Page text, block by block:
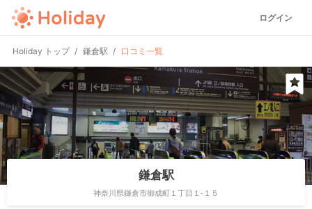
ログイン
Holiday トップ 鎌倉駅 口コミ一覧
鎌倉駅
神奈川県鎌倉市御成町１丁目１-１５